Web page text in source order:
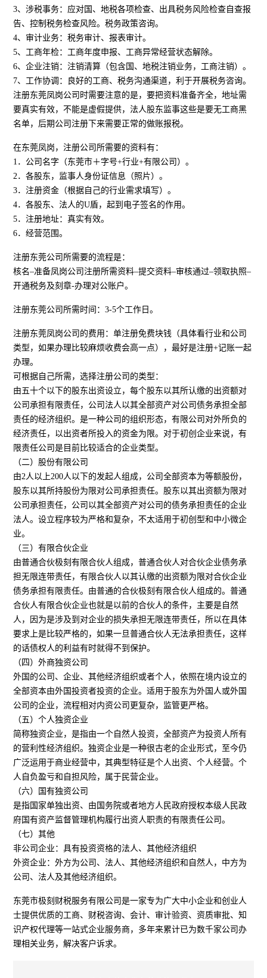
3、涉税事务：应对国、地税各项检查、出具税务风险检查自查报
告、控制税务检查风险。税务政策咨询。
4、审计业务：税务审计、报表审计。
5、工商年检：工商年度申报、工商异常经营状态解除。
6、企业注销：注销清算（包含国、地税注销业务，工商注销）。
7、工作协调：良好的工商、税务沟通渠道，利于开展税务咨询。
注册东莞凤岗公司时需要注意的是，要把资料准备齐全，地址需
要真实有效，不能是虚假提供，法人股东监事这些是要无工商黑
名单，后期公司注册下来需要正常的做账报税。
在东莞凤岗，注册公司所需要的资料有：
1．公司名字（东莞市＋字号+行业+有限公司）。
2．各股东，监事人身份证信息（照片）。
3．注册资金（根据自己的行业需求填写）。
4．各股东、法人的U盾，起到电子签名的作用。
5．注册地址：真实有效。
6．经营范围。
注册东莞公司所需要的流程是：
核名–准备凤岗公司注册所需资料–提交资料–审核通过–领取执照–
开通税务及刻章-办理对公账户。
注册东莞公司所需时间：3-5个工作日。
注册东莞凤岗公司的费用：单注册免费块钱（具体看行业和公司
类型，如果办理比较麻烦收费会高一点），最好是注册+记账一起
办理。
可根据自己所需，选择注册公司的类型：
由五十个以下的股东出资设立，每个股东以其所认缴的出资额对
公司承担有限责任，公司法人以其全部资产对公司债务承担全部
责任的经济组织。是一种公司的组织形态，有限公司对外所负的
经济责任，以出资者所投入的资金为限。对于初创企业来说，有
限责任公司是目前比较适合的企业类型。
（二）股份有限公司
由2人以上200人以下的发起人组成，公司全部资本为等额股份，
股东以其所持股份为限对公司承担责任。股东以其出资额为限对
公司承担责任，公司以其全部资产对公司的债务承担责任的企业
法人。设立程序较为严格和复杂，不太适用于初创型和中小微企
业。
（三）有限合伙企业
由普通合伙极刻有限合伙人组成，普通合伙人对合伙企业债务承
担无限连带责任，有限合伙人以其认缴的出资额为限对合伙企业
债务承担有限责任。由普通的合伙极刻有限合伙人组成的。普通
合伙人有限合伙企业也就是以前的合伙人的条件，主要是自然
人，因为是涉及到对企业的损失承担无限连带责任，所以在具体
要求上是比较严格的，如果一旦普通合伙人无法承担责任，这样
的话债权人的利益有时就得不到保护。
（四）外商独资公司
外国的公司、企业、其他经济组织或者个人，依照在境内设立的
全部资本由外国投资者投资的企业。适用于股东为外国人或外国
公司的企业，流程相对内资公司更复杂，监管更严格。
（五）个人独资企业
简称独资企业，是指由一个自然人投资，全部资产为投资人所有
的营利性经济组织。独资企业是一种很古老的企业形式，至今仍
广泛运用于商业经营中，其典型特征是个人出资、个人经营。个
人自负盈亏和自担风险，属于民营企业。
（六）国有独资公司
是指国家单独出资、由国务院或者地方人民政府授权本级人民政
府国有资产监督管理机构履行出资人职责的有限责任公司。
（七）其他
非公司企业：具有投资资格的法人、其他经济组织
外资企业：外方为公司、法人、其他经济组织和自然人，中方为
公司、法人及其他经济组织。
东莞市极刻财税服务有限公司是一家专为广大中小企业和创业人
士提供优质的工商、财税咨询、会计、审计验资、资质审批、知
识产权代理等一站式企业服务商，多年来累计已为数千家公司办
理相关业务，解决客户诉求。